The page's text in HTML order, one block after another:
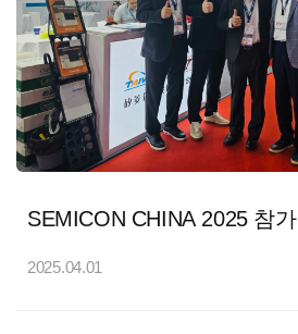
SEMICON CHINA 2025 참가
2025.04.01